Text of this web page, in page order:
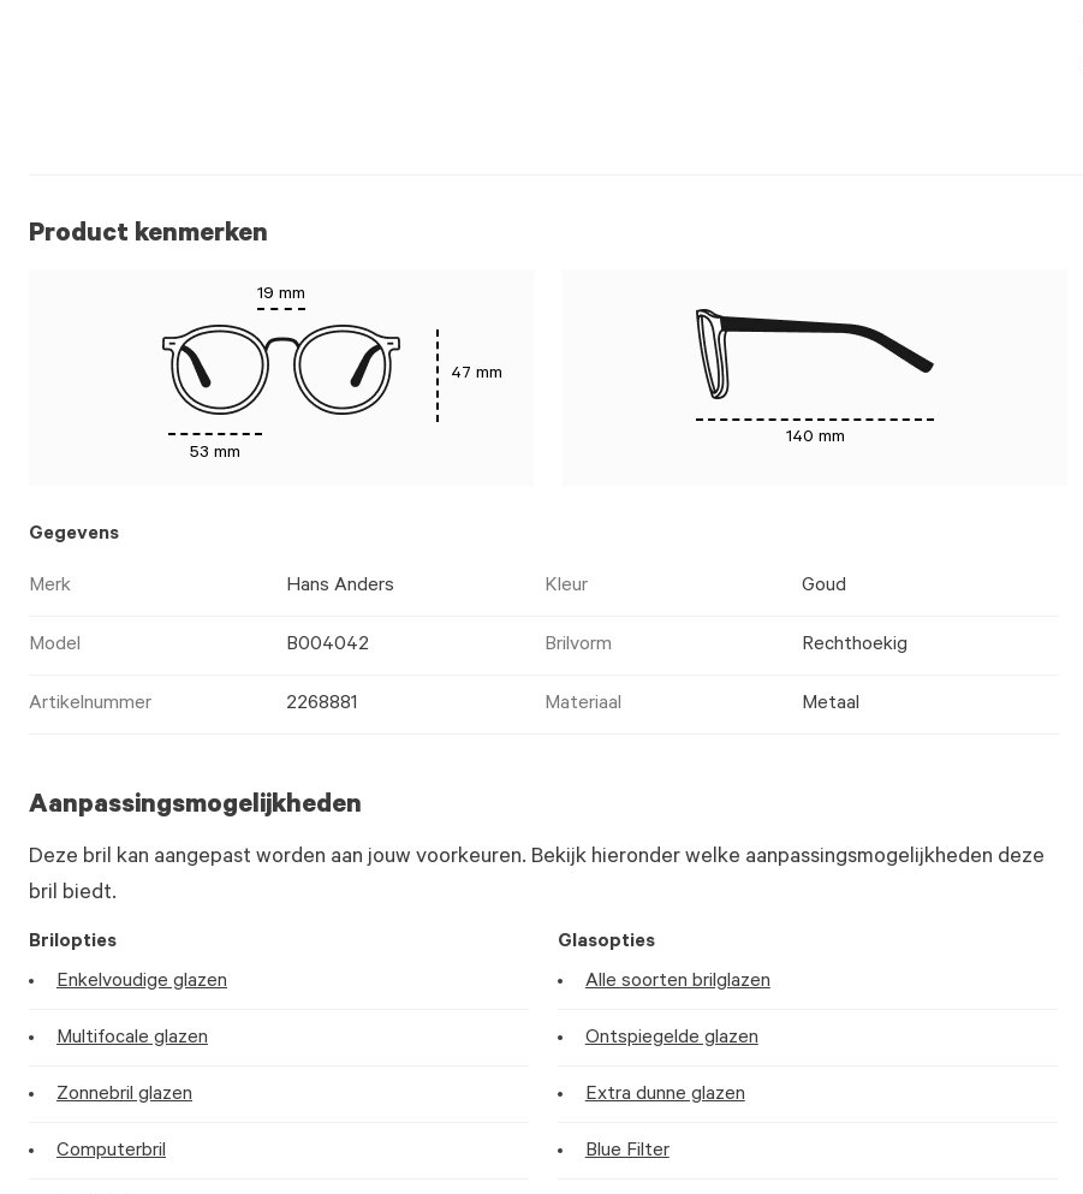
Product kenmerken
19 mm
53 mm
47 mm
140 mm
Gegevens
Merk Hans Anders Kleur Goud
Model B004042 Brilvorm Rechthoekig
Artikelnummer 2268881 Materiaal Metaal
Aanpassingsmogelijkheden
Deze bril kan aangepast worden aan jouw voorkeuren. Bekijk hieronder welke aanpassingsmogelijkheden deze
bril biedt.
Brilopties
Enkelvoudige glazen
Multifocale glazen
Zonnebril glazen
Computerbril
Glasopties
Alle soorten brilglazen
Ontspiegelde glazen
Extra dunne glazen
Blue Filter